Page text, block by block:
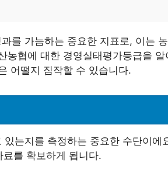
를 가늠하는 중요한 지표로, 이는
농협에 대한 경영실태평가등급을 알
어떨지 짐작할 수 있습니다.
는지를 측정하는 중요한 수단이에
를 확보하게 됩니다.